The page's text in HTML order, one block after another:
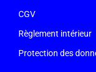
CGV
Règlement intérieur
Protection des